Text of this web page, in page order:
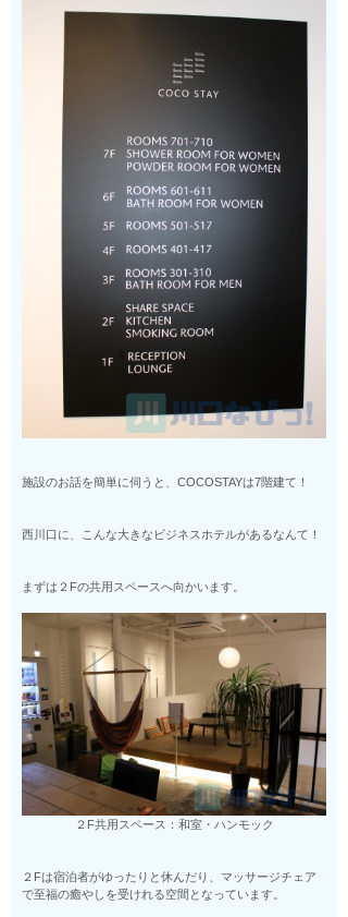
施設のお話を簡単に伺うと、COCOSTAYは7階建て！
西川口に、こんな大きなビジネスホテルがあるなんて！
まずは２Fの共用スペースへ向かいます。
２F共用スペース：和室・ハンモック
２Fは宿泊者がゆったりと休んだり、マッサージチェア
で至福の癒やしを受けれる空間となっています。